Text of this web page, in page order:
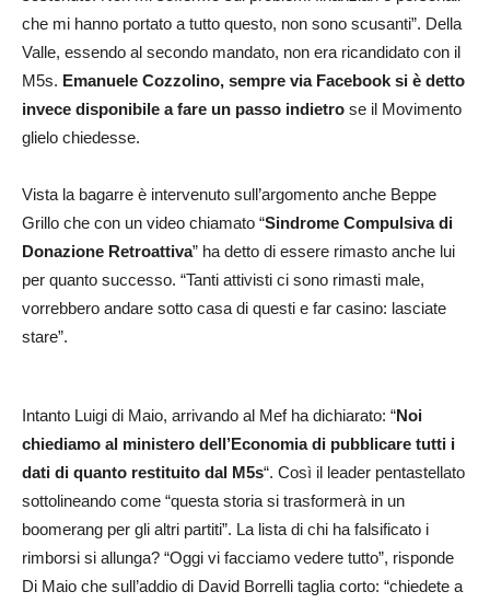
che mi hanno portato a tutto questo, non sono scusanti”. Della
Valle, essendo al secondo mandato, non era ricandidato con il
M5s. Emanuele Cozzolino, sempre via Facebook si è detto
invece disponibile a fare un passo indietro se il Movimento
glielo chiedesse.
Vista la bagarre è intervenuto sull’argomento anche Beppe
Grillo che con un video chiamato “Sindrome Compulsiva di
Donazione Retroattiva” ha detto di essere rimasto anche lui
per quanto successo. “Tanti attivisti ci sono rimasti male,
vorrebbero andare sotto casa di questi e far casino: lasciate
stare”.
Intanto Luigi di Maio, arrivando al Mef ha dichiarato: “Noi
chiediamo al ministero dell’Economia di pubblicare tutti i
dati di quanto restituito dal M5s“. Così il leader pentastellato
sottolineando come “questa storia si trasformerà in un
boomerang per gli altri partiti”. La lista di chi ha falsificato i
rimborsi si allunga? “Oggi vi facciamo vedere tutto”, risponde
Di Maio che sull’addio di David Borrelli taglia corto: “chiedete a